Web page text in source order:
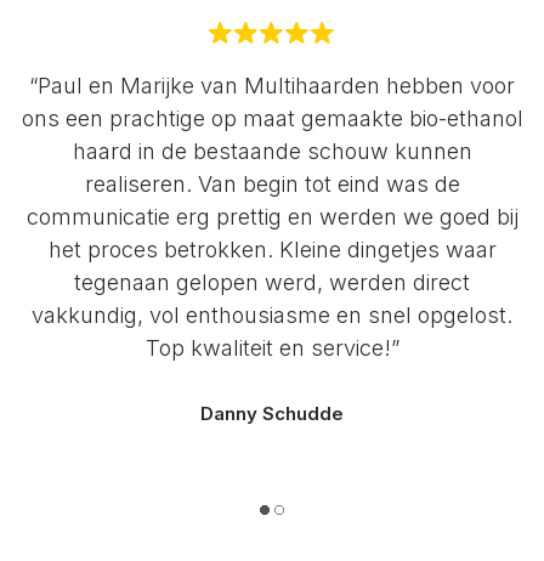
“Paul en Marijke van Multihaarden hebben voor
ons een prachtige op maat gemaakte bio-ethanol
haard in de bestaande schouw kunnen
realiseren. Van begin tot eind was de
communicatie erg prettig en werden we goed bij
het proces betrokken. Kleine dingetjes waar
tegenaan gelopen werd, werden direct
vakkundig, vol enthousiasme en snel opgelost.
Top kwaliteit en service!”
Danny Schudde